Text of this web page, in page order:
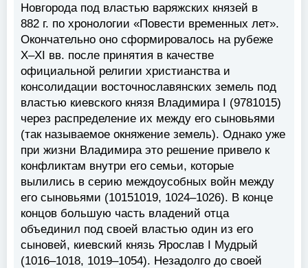
Новгорода под властью варяжских князей в
882 г. по хронологии «Повести временных лет».
Окончательно оно сформировалось на рубеже
X–XI вв. после принятия в качестве
официальной религии христианства и
консолидации восточнославянских земель под
властью киевского князя Владимира I (9781015)
через распределение их между его сыновьями
(так называемое окняжение земель). Однако уже
при жизни Владимира это решение привело к
конфликтам внутри его семьи, которые
вылились в серию междоусобных войн между
его сыновьями (10151019, 1024–1026). В конце
концов большую часть владений отца
объединил под своей властью один из его
сыновей, киевский князь Ярослав I Мудрый
(1016–1018, 1019–1054). Незадолго до своей